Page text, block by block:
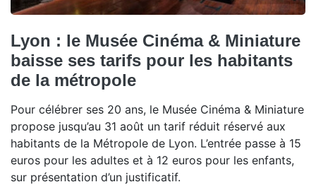
Lyon : le Musée Cinéma & Miniature
baisse ses tarifs pour les habitants
de la métropole
Pour célébrer ses 20 ans, le Musée Cinéma & Miniature
propose jusqu’au 31 août un tarif réduit réservé aux
habitants de la Métropole de Lyon. L’entrée passe à 15
euros pour les adultes et à 12 euros pour les enfants,
sur présentation d’un justificatif.